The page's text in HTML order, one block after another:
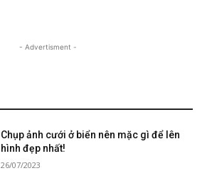
- Advertisment -
Chụp ảnh cưới ở biển nên mặc gì để lên
hình đẹp nhất!
26/07/2023